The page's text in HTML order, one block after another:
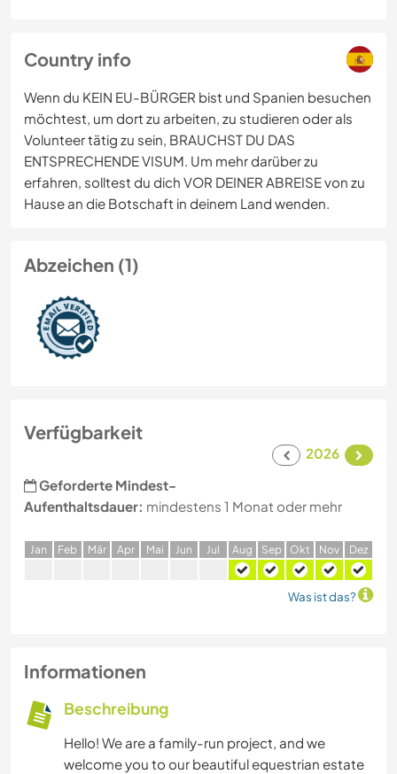
Country info
Wenn du KEIN EU-BÜRGER bist und Spanien besuchen
möchtest, um dort zu arbeiten, zu studieren oder als
Volunteer tätig zu sein, BRAUCHST DU DAS
ENTSPRECHENDE VISUM. Um mehr darüber zu
erfahren, solltest du dich VOR DEINER ABREISE von zu
Hause an die Botschaft in deinem Land wenden.
Abzeichen (1)
Verfügbarkeit
2026
Geforderte Mindest-
Aufenthaltsdauer: mindestens 1 Monat oder mehr
Jan Feb Mär Apr Mai Jun Jul Aug Sep Okt Nov Dez
Was ist das?
Informationen
Beschreibung
​Hello! We are a family-run project, and we
welcome you to our beautiful equestrian estate